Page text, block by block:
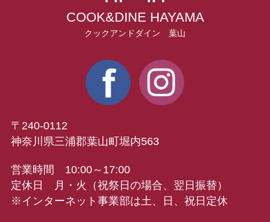
COOK&DINE HAYAMA
クックアンドダイン 葉山
〒240-0112
神奈川県三浦郡葉山町堀内563
営業時間 10:00～17:00
定休日 月・火（祝祭日の場合、翌日振替）
※インターネット事業部は土、日、祝日定休